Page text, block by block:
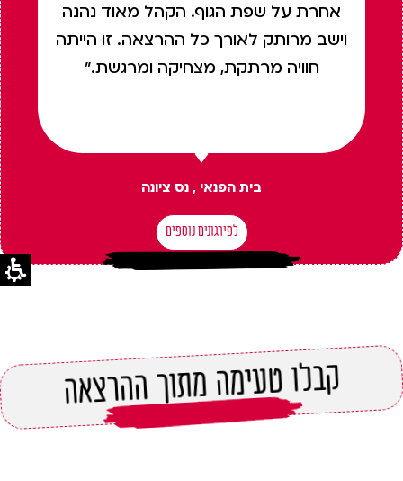
אחרת על שפת הגוף. הקהל מאוד נהנה
וישב מרותק לאורך כל ההרצאה. זו הייתה
חוויה מרתקת, מצחיקה ומרגשת."
בית הפנאי , נס ציונה
לפירגונים נוספים
קבלו טעימה מתוך ההרצאה